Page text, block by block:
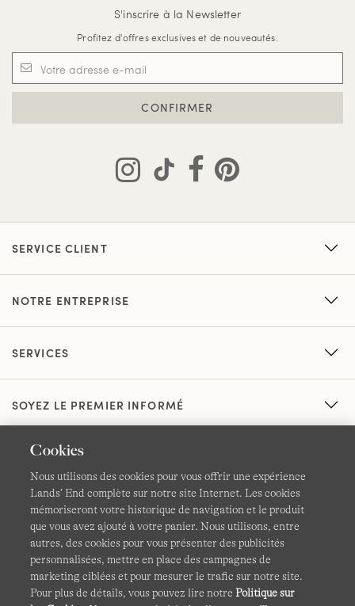
S'inscrire à la Newsletter
Profitez d'offres exclusives et de nouveautés.
CONFIRMER
SERVICE CLIENT
NOTRE ENTREPRISE
SERVICES
SOYEZ LE PREMIER INFORMÉ
CGV Confidentialité et sécurité
Cookies -Gérer mes paramètres Carte du site
Cookies
Nous utilisons des cookies pour vous offrir une expérience
Lands’ End complète sur notre site Internet. Les cookies
mémoriseront votre historique de navigation et le produit
que vous avez ajouté à votre panier. Nous utilisons, entre
autres, des cookies pour vous présenter des publicités
personnalisées, mettre en place des campagnes de
marketing ciblées et pour mesurer le trafic sur notre site.
Pour plus de détails, vous pouvez lire notrePolitique sur